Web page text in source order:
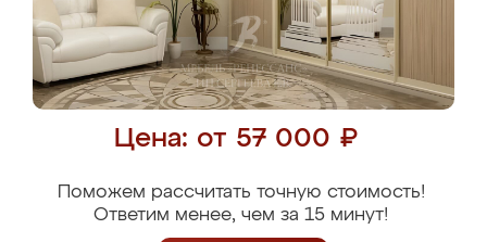
Цена: от 57 000 ₽
Поможем рассчитать точную стоимость!
Ответим менее, чем за 15 минут!